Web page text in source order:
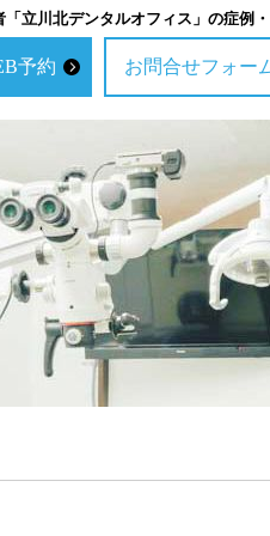
「立川北デンタルオフィス」の症例
予約 お問合せフォー